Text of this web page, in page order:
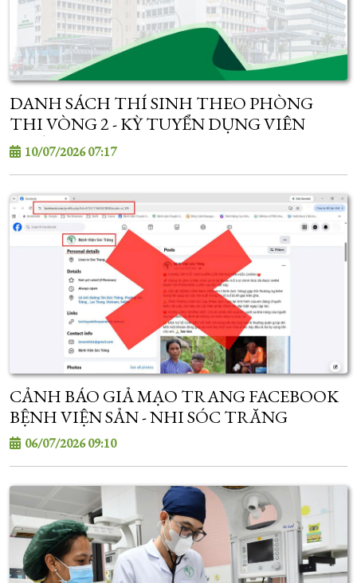
DANH SÁCH THÍ SINH THEO PHÒNG
THI VÒNG 2 - KỲ TUYỂN DỤNG VIÊN
CHỨC NĂM 2026
10/07/2026 07:17
CẢNH BÁO GIẢ MẠO TRANG FACEBOOK
BỆNH VIỆN SẢN - NHI SÓC TRĂNG
06/07/2026 09:10